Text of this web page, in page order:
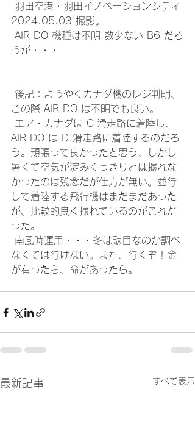
2024.05.03 撮影。
うが・・・
この際 AIR DO は不明でも良い。
AIR DO は D 滑走路に着陸するのだろ
う。頑張って良かったと思う、しかし
暑くて空気が淀みくっきりとは撮れな
かったのは残念だが仕方が無い。並行
して着陸する飛行機はまだまだあった
が、比較的良く撮れているのがこれだ
った。
なくては行けない。また、行くぞ！金
が有ったら、命があったら。
最新記事 すべて表示